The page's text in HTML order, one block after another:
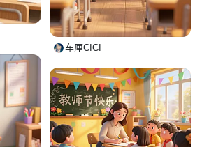
车厘CICI